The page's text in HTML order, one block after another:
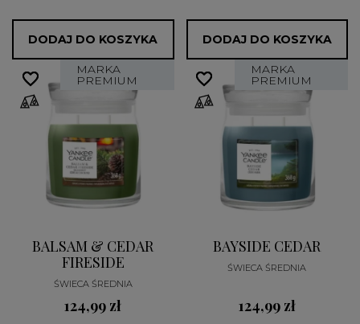
DODAJ DO KOSZYKA DODAJ DO KOSZYKA
MARKA
PREMIUM
BALSAM & CEDAR
FIRESIDE
ŚWIECA ŚREDNIA
124,99 zł
favorite_border
favorite_border MARKA
PREMIUM
BAYSIDE CEDAR
ŚWIECA ŚREDNIA
124,99 zł
favorite_border
favorite_border